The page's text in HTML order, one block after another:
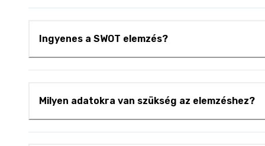
Ingyenes a SWOT elemzés?
Milyen adatokra van szükség az elemzéshez?